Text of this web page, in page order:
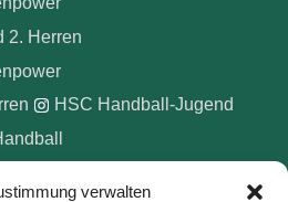
verwalten
2. Herren
HSC Handball-Jugend